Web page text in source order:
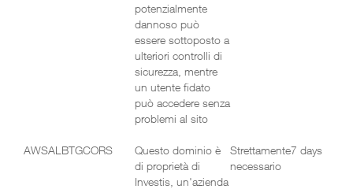
potenzialmente
dannoso può
essere sottoposto a
ulteriori controlli di
sicurezza, mentre
un utente fidato
può accedere senza
problemi al sito
AWSALBTGCORS
Questo dominio è
di proprietà di
Investis, un'azienda
Strettamente
necessario
7 days